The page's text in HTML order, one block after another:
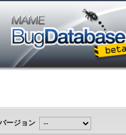
ージョン